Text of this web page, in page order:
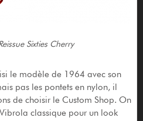
Sixties Cherry
le modèle de 1964 avec son
pas les pontets en nylon, il
de choisir le Custom Shop. On
classique pour un look